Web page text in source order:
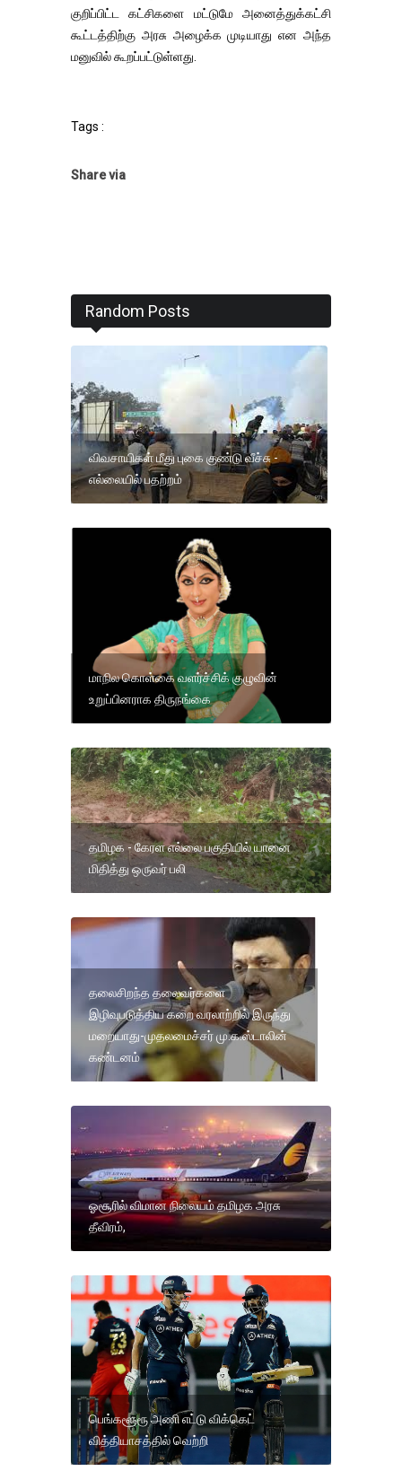
குறிப்பிட்ட கட்சிகளை மட்டுமே அனைத்துக்கட்சி
கூட்டத்திற்கு அரசு அழைக்க முடியாது என அந்த
மனுவில் கூறப்பட்டுள்ளது.
Tags :
Share via
Random Posts
விவசாயிகள் மீது புகை குண்டு வீச்சு -
எல்லையில் பதற்றம்
மாநில கொள்கை வளர்ச்சிக் குழுவின்
உறுப்பினராக திருநங்கை
தமிழக - கேரள எல்லை பகுதியில் யானை
மிதித்து ஒருவர் பலி
தலைசிறந்த தலைவர்களை
இழிவுபடுத்திய கறை வரலாற்றில் இருந்து
மறையாது-முதலமைச்சர் மு.க.ஸ்டாலின்
கண்டனம்
ஓசூரில் விமான நிலையம் தமிழக அரசு
தீவிரம்,
பெங்களூரூ அணி எட்டு விக்கெட்
வித்தியாசத்தில் வெற்றி